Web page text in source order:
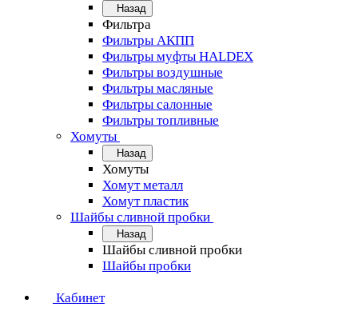
Назад
Фильтра
Фильтры АКПП
Фильтры муфты HALDEX
Фильтры воздушные
Фильтры масляные
Фильтры салонные
Фильтры топливные
Хомуты
Назад
Хомуты
Хомут металл
Хомут пластик
Шайбы сливной пробки
Назад
Шайбы сливной пробки
Шайбы пробки
Кабинет